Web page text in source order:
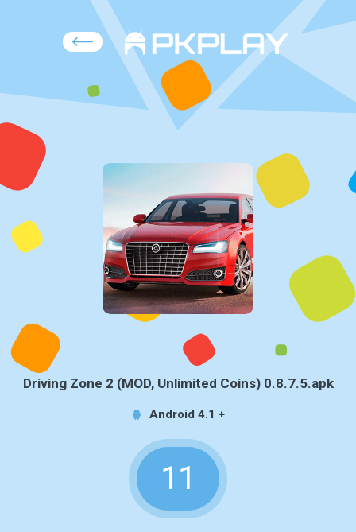
Driving Zone 2 (MOD, Unlimited Coins) 0.8.7.5.apk
Android 4.1 +
11